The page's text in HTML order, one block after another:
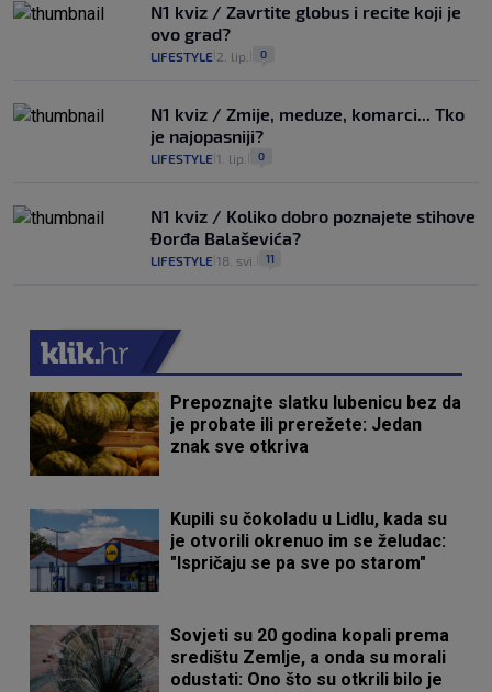
N1 kviz / Zavrtite globus i recite koji je
ovo grad?
LIFESTYLE 2. lip. 0
N1 kviz / Zmije, meduze, komarci... Tko
je najopasniji?
LIFESTYLE 1. lip. 0
N1 kviz / Koliko dobro poznajete stihove
Đorđa Balaševića?
LIFESTYLE 18. svi. 11
Prepoznajte slatku lubenicu bez da
je probate ili prerežete: Jedan
znak sve otkriva
Kupili su čokoladu u Lidlu, kada su
je otvorili okrenuo im se želudac:
"Ispričaju se pa sve po starom"
Sovjeti su 20 godina kopali prema
središtu Zemlje, a onda su morali
odustati: Ono što su otkrili bilo je